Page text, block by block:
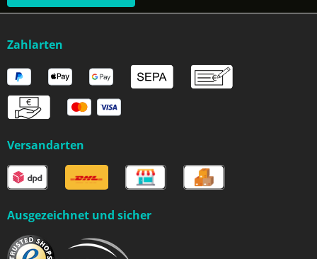
Zahlarten
Versandarten
Ausgezeichnet und sicher